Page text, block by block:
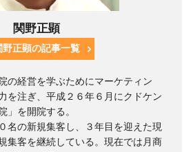
関野正顕
野正顕の記事一覧
の経営を学ぶためにマーケティン
を注ぎ、平成２６年６月にクドケン
」を開院する。
名の新規集客し、３年目を迎えた現
集客を継続している。現在では月商